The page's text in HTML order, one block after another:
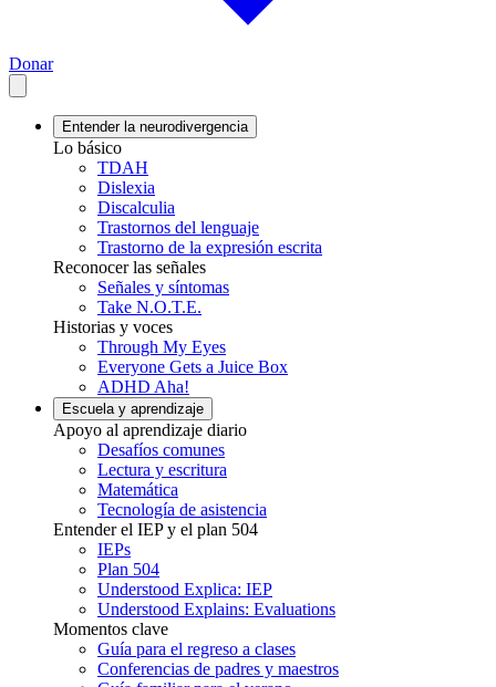
Donar
Entender la neurodivergencia
Lo básico
TDAH
Dislexia
Discalculia
Trastornos del lenguaje
Trastorno de la expresión escrita
Reconocer las señales
Señales y síntomas
Take N.O.T.E.
Historias y voces
Through My Eyes
Everyone Gets a Juice Box
ADHD Aha!
Escuela y aprendizaje
Apoyo al aprendizaje diario
Desafíos comunes
Lectura y escritura
Matemática
Tecnología de asistencia
Entender el IEP y el plan 504
IEPs
Plan 504
Understood Explica: IEP
Understood Explains: Evaluations
Momentos clave
Guía para el regreso a clases
Conferencias de padres y maestros